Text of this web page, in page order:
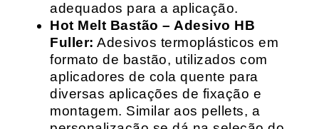
adequados para a aplicação.
Hot Melt Bastão – Adesivo HB
Fuller: Adesivos termoplásticos em
formato de bastão, utilizados com
aplicadores de cola quente para
diversas aplicações de fixação e
montagem. Similar aos pellets, a